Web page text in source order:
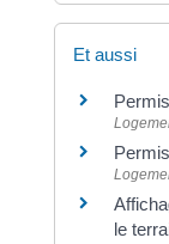
Et aussi
le